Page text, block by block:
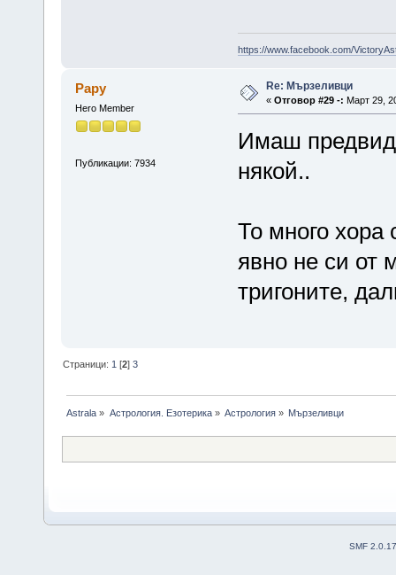
https://www.facebook.com/
Papy
Hero Member
Публикации: 7934
Re: Мързеливци
« Отговор #29 -: Март 29,
Имаш предвид
някой..
То много хора
явно не си от
тригоните,
Страници: 1 [2]3
Astrala » Астрология. Езотерика» Астрология» Мързеливци
SMF 2.0.17